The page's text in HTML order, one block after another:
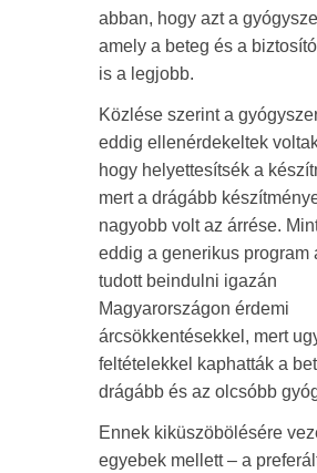
abban, hogy azt a
amely a beteg és a
is a legjobb.
Közlése szerint a
eddig ellenérdekeltek
hogy helyettesítsék a
mert a drágább
nagyobb volt az árrése.
eddig a generikus program
tudott beindulni igazán
Magyarországon érdemi
árcsökkentésekkel, mert
feltételekkel kaphatták a
drágább és az olcsóbb
Ennek kiküszöbölésére
egyebek mellett – a